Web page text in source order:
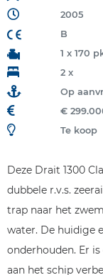
2005
B
1 x 170
2 x
Op
€
Te koop
Deze Drait 1300
dubbele r.v.s.
trap naar het
water. De huidige
onderhouden. Er
aan het schip